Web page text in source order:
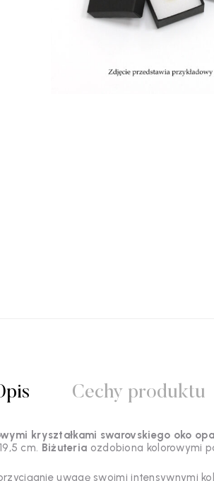
Cechy produktu
kryształkami swarovskiego oko
cm. Biżuteria ozdobiona kolorowymi
uwagę swoimi intensywnymi